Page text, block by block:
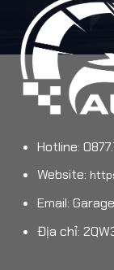
Hotline:
Website:
Email:
Địa chỉ: